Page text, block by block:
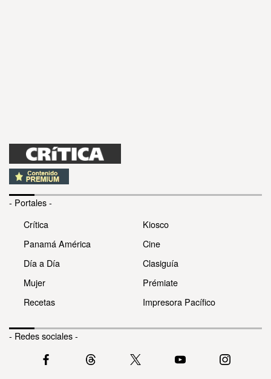
- Portales -
Crítica
Panamá América
Día a Día
Mujer
Recetas
Kiosco
Cine
Clasiguía
Prémiate
Impresora Pacífico
- Redes sociales -